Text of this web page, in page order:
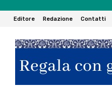
Editore Redazione Contatti